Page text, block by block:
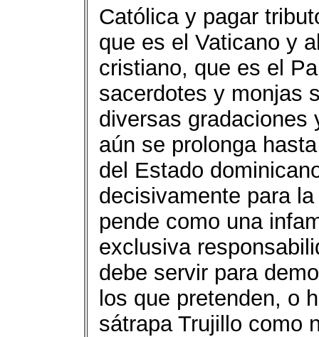
Católica y pagar
que es el Vaticano y
cristiano, que es el
sacerdotes y monjas
diversas gradaciones
aún se prolonga
del Estado
decisivamente para
pende como una
exclusiva
debe servir para
los que pretenden, o
sátrapa Trujillo como